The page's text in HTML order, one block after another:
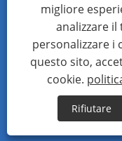
riservati.
SUPPORTO TECNICO DEL
15559188336
Sitemap
politica sulla
migliore
analizzare
personalizzare i
questo sito,
cookie.
Rifiutare